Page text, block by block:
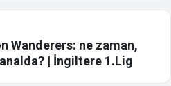
Wanderers: ne zaman,
| İngiltere 1.Lig